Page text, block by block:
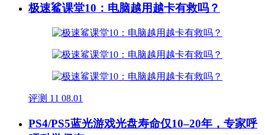
极速鲨课堂10：电脑越用越卡有救吗？
评测 11 08.01
PS4/PS5蓝光游戏光盘寿命仅10–20年，专家呼